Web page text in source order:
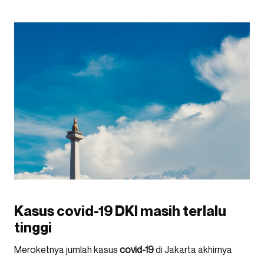
Kasus covid-19 DKI masih terlalu
tinggi
Meroketnya jumlah kasus covid-19di Jakarta akhirnya